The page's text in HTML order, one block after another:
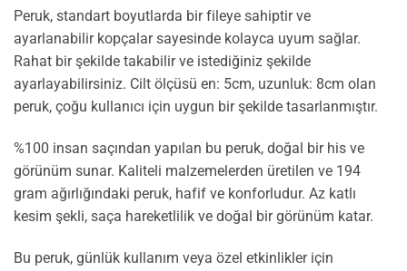
Peruk, standart boyutlarda bir fileye sahiptir ve
ayarlanabilir kopçalar sayesinde kolayca uyum sağlar.
Rahat bir şekilde takabilir ve istediğiniz şekilde
ayarlayabilirsiniz. Cilt ölçüsü en: 5cm, uzunluk: 8cm olan
peruk, çoğu kullanıcı için uygun bir şekilde tasarlanmıştır.
%100 insan saçından yapılan bu peruk, doğal bir his ve
görünüm sunar. Kaliteli malzemelerden üretilen ve 194
gram ağırlığındaki peruk, hafif ve konforludur. Az katlı
kesim şekli, saça hareketlilik ve doğal bir görünüm katar.
Bu peruk, günlük kullanım veya özel etkinlikler için